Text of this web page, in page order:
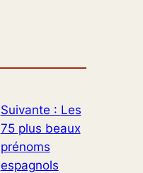
Suivante : Les
75 plus beaux
prénoms
espagnols